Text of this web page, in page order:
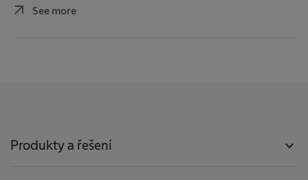
arrow_outward See more
Produkty a řešení expand_more